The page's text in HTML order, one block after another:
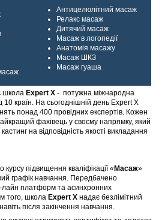
Антицелюлітний масаж
Релакс масаж
Дитячий масаж
Масаж в логопедії
Анатомія масажу
Масаж ШКЗ
Масаж гуаша
школа Expert Х - потужна міжнародна
10 країн. На сьогоднішній день Expert Х
понад 400 провідних експертів. Кожен
фахівець у своєму напрямку, який
на відповідність якості викладання
курсу підвищення кваліфікації « Масаж»
графік навчання. Передбачено
лайн платформ та асинхронних
того, школа Expert Х надає безлімітний
після закінчення навчання.